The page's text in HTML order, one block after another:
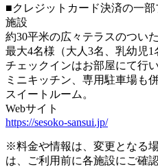
■クレジットカード決済の一
施設
約30平米の広々テラスのつい
最大4名様（大人3名、乳幼児1
チェックインはお部屋にて行い
ミニキッチン、専用駐車場も
スイートルーム。
Webサイト
https://sesoko-sansui.jp/
※料金や情報は、変更となる
は、ご利用前に各施設にご確認